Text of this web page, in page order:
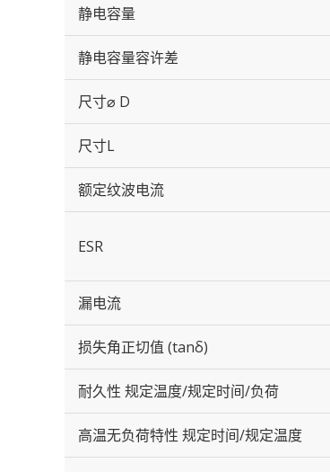
静电容量
静电容量容许差
尺寸⌀ D
尺寸L
额定纹波电流
ESR
漏电流
损失角正切值 (tanδ)
耐久性 规定温度/规定时间/负荷
高温无负荷特性 规定时间/规定温度